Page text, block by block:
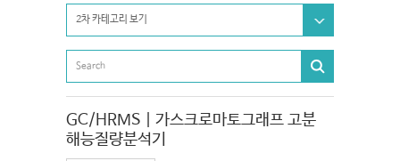
2차 카테고리 보기
GC/HRMS | 가스크로마토그래프 고분
해능질량분석기